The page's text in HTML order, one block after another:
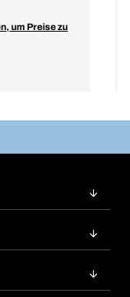
um Preise zu